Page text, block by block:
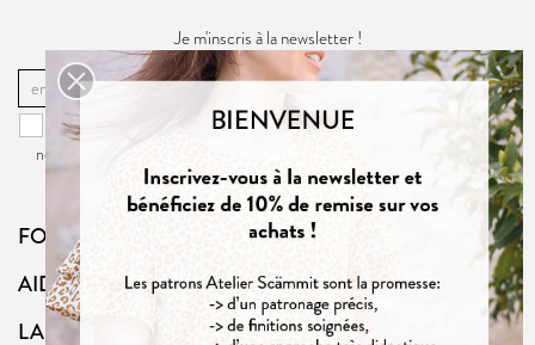
Je m'inscris à la newsletter !
OK
Vous pouvez vous désinscrire à tout moment. Vous trouverez pour cela
nos informations de contact dans la
du site.
FOLLOW US
AIDE
LA BOUTIQUE